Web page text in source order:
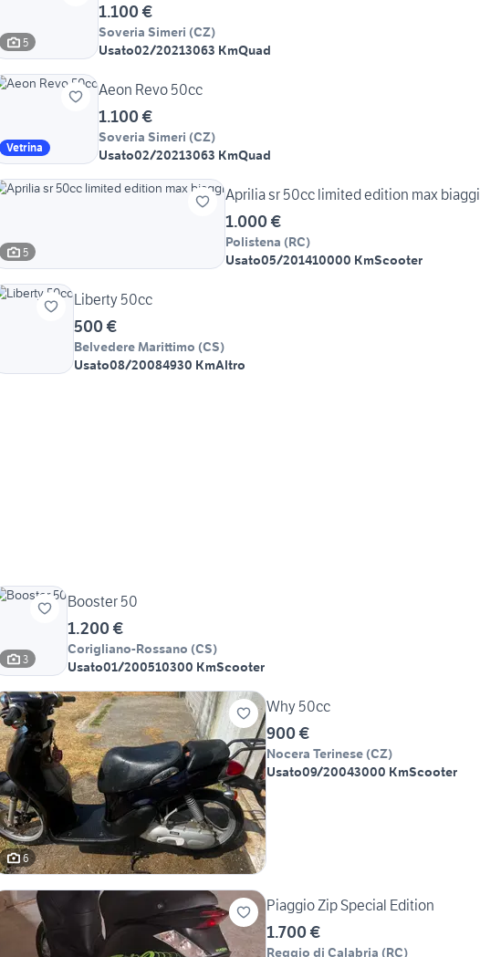
5
1.100 €
Soveria Simeri (CZ)
Usato02/20213063 KmQuad
Vetrina
Aeon Revo 50cc
1.100 €
Soveria Simeri (CZ)
Usato02/20213063 KmQuad
5
Aprilia sr 50cc limited edition max biaggi
1.000 €
Polistena (RC)
Usato05/201410000 KmScooter
Liberty 50cc
500 €
Belvedere Marittimo (CS)
Usato08/20084930 KmAltro
3
Booster 50
1.200 €
Corigliano-Rossano (CS)
Usato01/200510300 KmScooter
6
Why 50cc
900 €
Nocera Terinese (CZ)
Usato09/20043000 KmScooter
Piaggio Zip Special Edition
1.700 €
Reggio di Calabria (RC)